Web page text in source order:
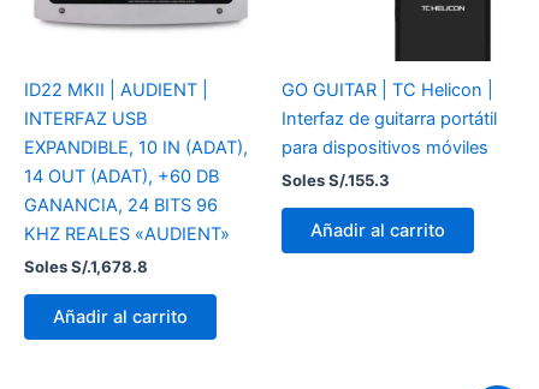
ID22 MKII | AUDIENT |
INTERFAZ USB
EXPANDIBLE, 10 IN (ADAT),
14 OUT (ADAT), +60 DB
GANANCIA, 24 BITS 96
KHZ REALES «AUDIENT»
Soles S/.1,678.8
Añadir al carrito
GO GUITAR | TC Helicon |
Interfaz de guitarra portátil
para dispositivos móviles
Soles S/.155.3
Añadir al carrito